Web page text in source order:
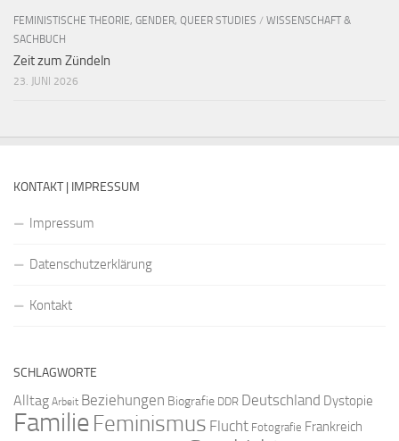
FEMINISTISCHE THEORIE, GENDER, QUEER STUDIES / WISSENSCHAFT &
SACHBUCH
Zeit zum Zündeln
23. JUNI 2026
KONTAKT | IMPRESSUM
Impressum
Datenschutzerklärung
Kontakt
SCHLAGWORTE
Alltag Arbeit Beziehungen Biografie DDR Deutschland Dystopie
FamilieFeminismus Flucht Fotografie Frankreich